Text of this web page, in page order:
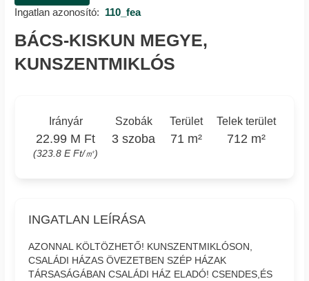
Ingatlan azonosító: 110_fea
BÁCS-KISKUN MEGYE,
KUNSZENTMIKLÓS
Irányár
22.99 M Ft
(323.8 E Ft/㎡)
Szobák
3 szoba
Terület
71 m²
Telek terület
712 m²
INGATLAN LEÍRÁSA
AZONNAL KÖLTÖZHETŐ! KUNSZENTMIKLÓSON,
CSALÁDI HÁZAS ÖVEZETBEN SZÉP HÁZAK
TÁRSASÁGÁBAN CSALÁDI HÁZ ELADÓ! CSENDES,ÉS